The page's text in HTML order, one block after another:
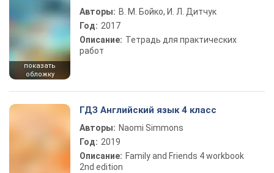
показать
обложку
Авторы: В. М. Бойко, И. Л. Дитчук
Год: 2017
Описание: Тетрадь для практических
работ
ГДЗ Английский язык 4 класс
Авторы: Naomi Simmons
Год: 2019
Описание: Family and Friends 4 workbook
2nd edition